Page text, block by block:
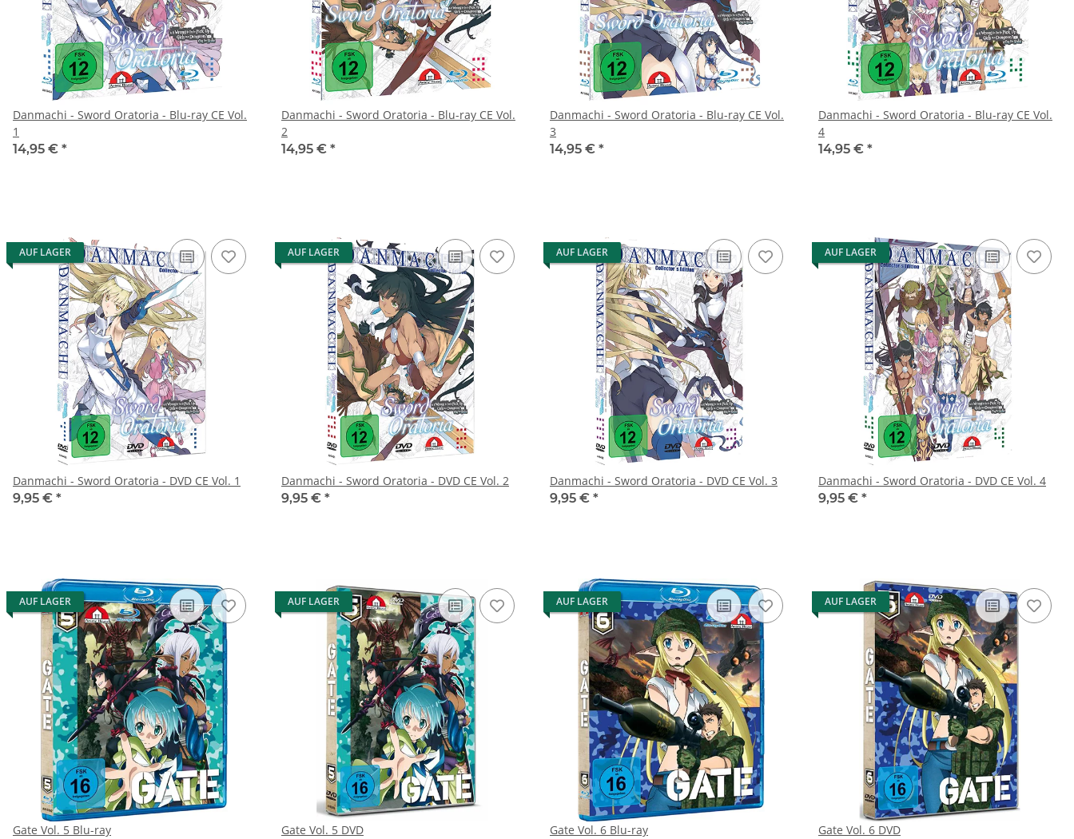
Danmachi - Sword Oratoria - Blu-ray CE Vol.
1
14,95 € *
Danmachi - Sword Oratoria - Blu-ray CE Vol.
2
14,95 € *
Danmachi - Sword Oratoria - Blu-ray CE Vol.
3
14,95 € *
Danmachi - Sword Oratoria - Blu-ray CE Vol.
4
14,95 € *
AUF LAGER
Danmachi - Sword Oratoria - DVD CE Vol. 1
9,95 € *
AUF LAGER
Danmachi - Sword Oratoria - DVD CE Vol. 2
9,95 € *
AUF LAGER
Danmachi - Sword Oratoria - DVD CE Vol. 3
9,95 € *
AUF LAGER
Danmachi - Sword Oratoria - DVD CE Vol. 4
9,95 € *
AUF LAGER
Gate Vol. 5 Blu-ray
AUF LAGER
Gate Vol. 5 DVD
AUF LAGER
Gate Vol. 6 Blu-ray
AUF LAGER
Gate Vol. 6 DVD